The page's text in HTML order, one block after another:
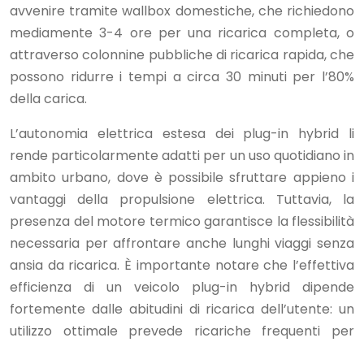
avvenire tramite wallbox domestiche, che richiedono
mediamente 3-4 ore per una ricarica completa, o
attraverso colonnine pubbliche di ricarica rapida, che
possono ridurre i tempi a circa 30 minuti per l’80%
della carica.
L’autonomia elettrica estesa dei plug-in hybrid li
rende particolarmente adatti per un uso quotidiano in
ambito urbano, dove è possibile sfruttare appieno i
vantaggi della propulsione elettrica. Tuttavia, la
presenza del motore termico garantisce la flessibilità
necessaria per affrontare anche lunghi viaggi senza
ansia da ricarica. È importante notare che l’effettiva
efficienza di un veicolo plug-in hybrid dipende
fortemente dalle abitudini di ricarica dell’utente: un
utilizzo ottimale prevede ricariche frequenti per